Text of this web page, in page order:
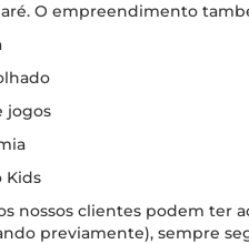
O empreendimento
jogos
Kids
nossos clientes podem ter
previamente), sempre